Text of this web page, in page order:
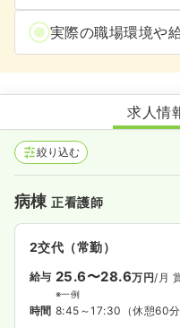
実際の職場環境や
求人情
絞り込む
病棟正看護師
2交代（常勤）
給与 25.6〜28.6万円/月
※一例
時間 8:45～17:30 （休憩60分